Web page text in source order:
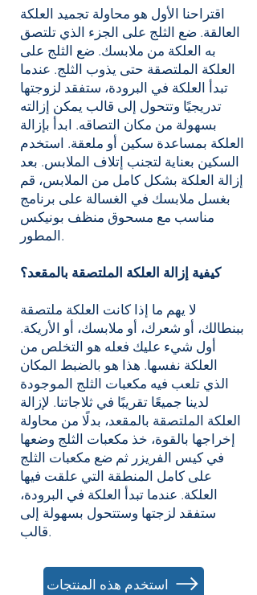
اقتراحنا الأول هو محاولة تجميد العلكة
العالقة. ضع الثلج على الجزء الذي تلتصق
به العلكة من ملابسك. ضع الثلج على
العلكة الملتصقة حتى يذوب الثلج. عندما
تبدأ العلكة في البرودة، ستفقد لزوجتها
تدريجيًا وتتحول إلى قالب يمكن إزالته
بسهولة من مكان التصاقه. ابدأ بإزالة
العلكة بمساعدة سكين أو ملعقة. استخدم
السكين بعناية لتجنب إتلاف الملابس. بعد
إزالة العلكة بشكل كامل من الملابس، قم
بغسل ملابسك في الغسالة على برنامج
مناسب مع مسحوق منظف بونيكس
المطور.
كيفية إزالة العلكة الملتصقة بالمقعد؟
لا يهم ما إذا كانت العلكة ملتصقة
ببنطالك، أو شعرك، أو ملابسك، أو الأريكة.
أول شيء عليك فعله هو التخلص من
العلكة نفسها. هذا هو بالضبط المكان
الذي تلعب فيه مكعبات الثلج الموجودة
لدينا جميعًا تقريبًا في ثلاجاتنا. لإزالة
العلكة الملتصقة بالمقعد، بدلًا من محاولة
إخراجها بالقوة، خذ مكعبات الثلج وضعها
في كيس الفريزر ثم ضع مكعبات الثلج
على كامل المنطقة التي علقت فيها
العلكة. عندما تبدأ العلكة في البرودة،
ستفقد لزجتها وستتحول بسهولة إلى
قالب.
استخدم هذه المنتجات